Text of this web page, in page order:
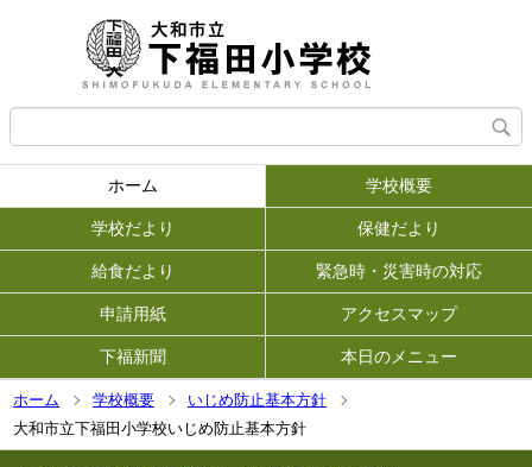
ホーム 学校概要
学校だより 保健だより
給食だより 緊急時・災害時の対応
申請用紙 アクセスマップ
下福新聞 本日のメニュー
ホーム 学校概要
いじめ防止基本方針
大和市立下福田小学校いじめ防止基本方針